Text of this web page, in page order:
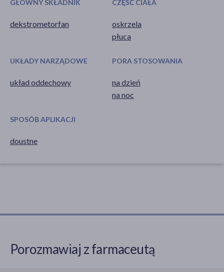
GŁÓWNY SKŁADNIK
dekstrometorfan
CZĘŚĆ CIAŁA
oskrzela
płuca
UKŁADY NARZĄDOWE
układ oddechowy
PORA STOSOWANIA
na dzień
na noc
SPOSÓB APLIKACJI
doustne
Porozmawiaj z farmaceutą